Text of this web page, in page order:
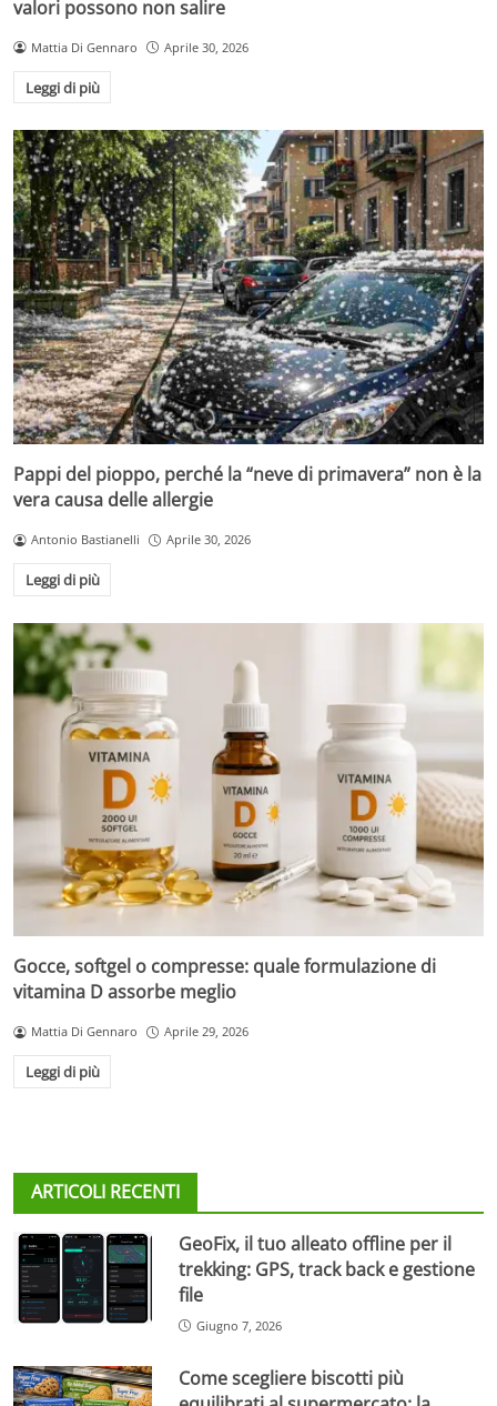
valori possono non salire
Mattia Di Gennaro Aprile 30, 2026
Leggi di più
Pappi del pioppo, perché la “neve di primavera” non è la
vera causa delle allergie
Antonio Bastianelli Aprile 30, 2026
Leggi di più
Gocce, softgel o compresse: quale formulazione di
vitamina D assorbe meglio
Mattia Di Gennaro Aprile 29, 2026
Leggi di più
ARTICOLI RECENTI
GeoFix, il tuo alleato offline per il
trekking: GPS, track back e gestione
file
Giugno 7, 2026
Come scegliere biscotti più